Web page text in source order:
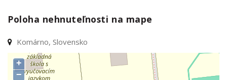
Poloha nehnuteľnosti na mape
Komárno, Slovensko
+
−